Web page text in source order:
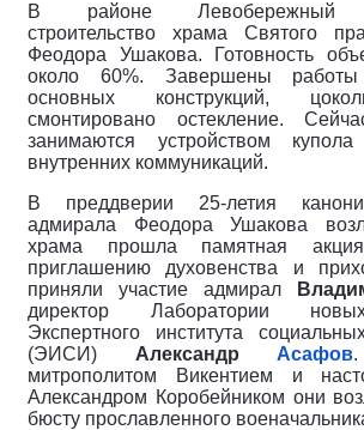
В районе Левобережный
строительство храма Святого
Феодора Ушакова. Готовность
около 60%. Завершены
основных конструкций,
смонтировано остекление.
занимаются устройством
внутренних коммуникаций.
В преддверии 25-летия
адмирала Феодора Ушакова
храма прошла памятная
приглашению духовенства и
приняли участие адмирал
директор Лаборатории
Экспертного института
(ЭИСИ) Александр Асафов
митрополитом Викентием и
Александром Коробейником они
бюсту прославленного